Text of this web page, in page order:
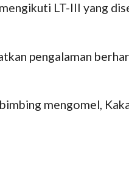
LT-III yang
pengalaman
mengomel,